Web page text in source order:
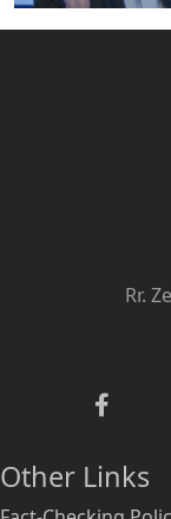
Rr.
Other Links